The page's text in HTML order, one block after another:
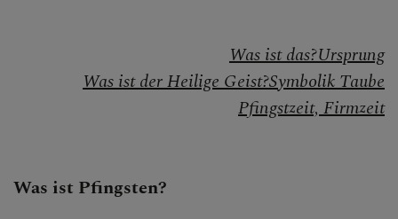
Gebet
Feste der Kirche
Was ist das?Ursprung
Was ist der Heilige Geist?Symbolik Taube
Pfingstzeit, Firmzeit
Was ist Pfingsten?